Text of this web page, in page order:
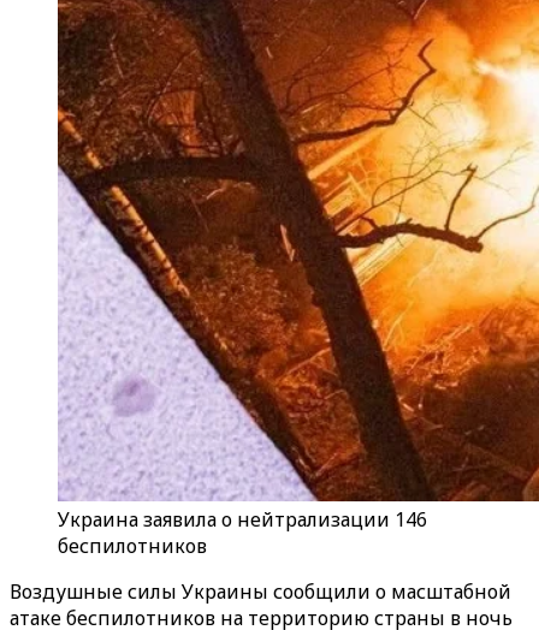
Украина заявила о нейтрализации 146
беспилотников
Воздушные силы Украины сообщили о масштабной
атаке беспилотников на территорию страны в ночь